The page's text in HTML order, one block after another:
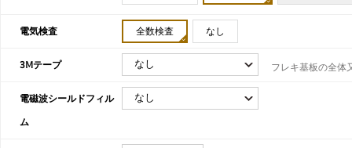
電気検査 全数検査 なし
3Mテープ フレキ基板の全体
電磁波シールドフィル
ム